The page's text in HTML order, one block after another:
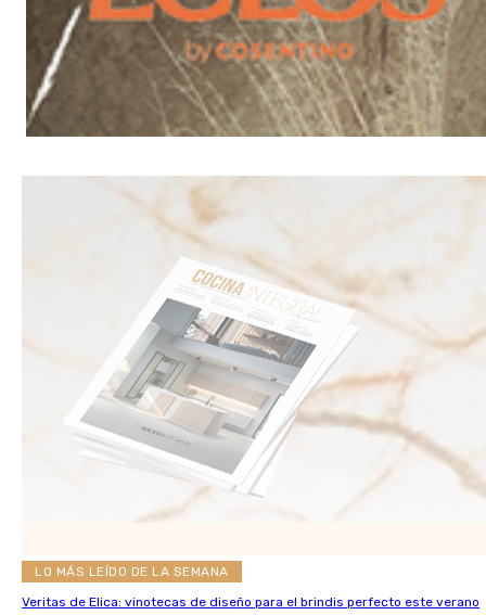
LO MÁS LEÍDO DE LA SEMANA
Veritas de Elica: vinotecas de diseño para el brindis perfecto este verano